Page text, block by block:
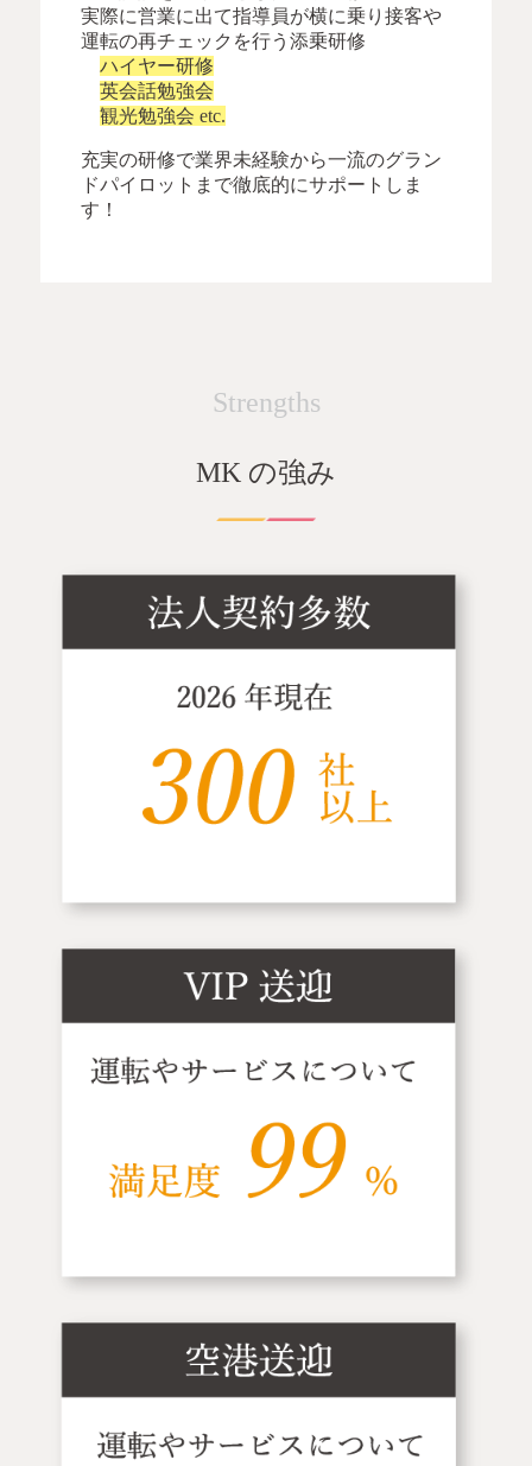
実際に営業に出て指導員が横に乗り接客や
運転の再チェックを行う添乗研修
ハイヤー研修
英会話勉強会
観光勉強会 etc.
充実の研修で業界未経験から一流のグラン
ドパイロットまで徹底的にサポートしま
す！
Strengths
MK の強み